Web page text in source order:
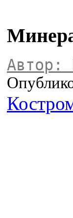
Автор: